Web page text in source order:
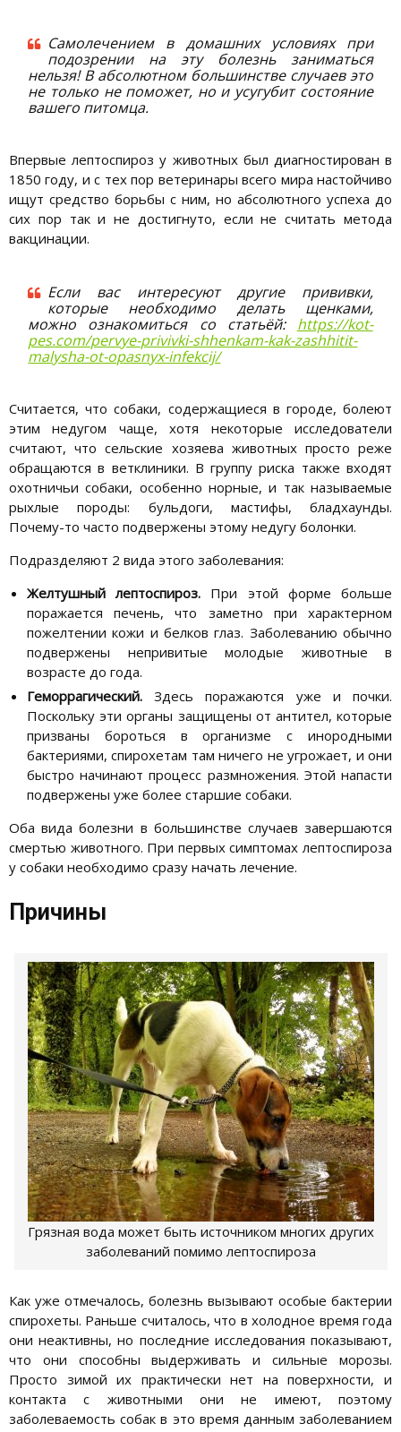
Самолечением в домашних условиях при
подозрении на эту болезнь заниматься
нельзя! В абсолютном большинстве случаев это
не только не поможет, но и усугубит состояние
вашего питомца.
Впервые лептоспироз у животных был диагностирован в
1850 году, и с тех пор ветеринары всего мира настойчиво
ищут средство борьбы с ним, но абсолютного успеха до
сих пор так и не достигнуто, если не считать метода
вакцинации.
Если вас интересуют другие прививки,
которые необходимо делать щенками,
можно ознакомиться со статьёй: https://kot-
pes.com/pervye-privivki-shhenkam-kak-zashhitit-
malysha-ot-opasnyx-infekcij/
Считается, что собаки, содержащиеся в городе, болеют
этим недугом чаще, хотя некоторые исследователи
считают, что сельские хозяева животных просто реже
обращаются в ветклиники. В группу риска также входят
охотничьи собаки, особенно норные, и так называемые
рыхлые породы: бульдоги, мастифы, бладхаунды.
Почему-то часто подвержены этому недугу болонки.
Подразделяют 2 вида этого заболевания:
Желтушный лептоспироз. При этой форме больше
поражается печень, что заметно при характерном
пожелтении кожи и белков глаз. Заболеванию обычно
подвержены непривитые молодые животные в
возрасте до года.
Геморрагический. Здесь поражаются уже и почки.
Поскольку эти органы защищены от антител, которые
призваны бороться в организме с инородными
бактериями, спирохетам там ничего не угрожает, и они
быстро начинают процесс размножения. Этой напасти
подвержены уже более старшие собаки.
Оба вида болезни в большинстве случаев завершаются
смертью животного. При первых симптомах лептоспироза
у собаки необходимо сразу начать лечение.
Причины
Грязная вода может быть источником многих других
заболеваний помимо лептоспироза
Как уже отмечалось, болезнь вызывают особые бактерии
спирохеты. Раньше считалось, что в холодное время года
они неактивны, но последние исследования показывают,
что они способны выдерживать и сильные морозы.
Просто зимой их практически нет на поверхности, и
контакта с животными они не имеют, поэтому
заболеваемость собак в это время данным заболеванием